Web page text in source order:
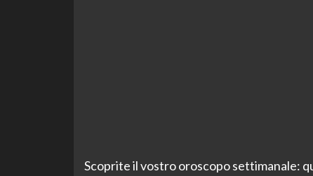
Scoprite il vostro oroscopo settimanale: